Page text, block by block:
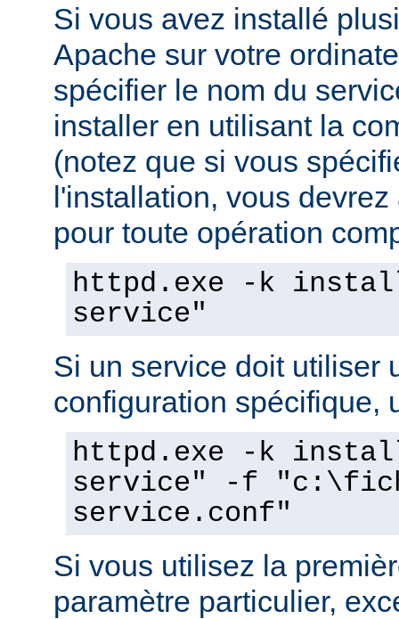
Si vous avez installé
Apache sur votre
spécifier le nom du
installer en utilisant la
(notez que si vous
l'installation, vous
pour toute opération
httpd.exe -k
service"
Si un service doit utiliser
configuration spécifique,
httpd.exe -k
service" -f
service.conf"
Si vous utilisez la
paramètre particulier,